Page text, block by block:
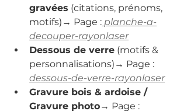
gravées (citations, prénoms,
motifs)→ Page : planche-a-
decouper-rayonlaser
Dessous de verre (motifs &
personnalisations)→ Page :
dessous-de-verre-rayonlaser
Gravure bois & ardoise /
Gravure photo→ Page :